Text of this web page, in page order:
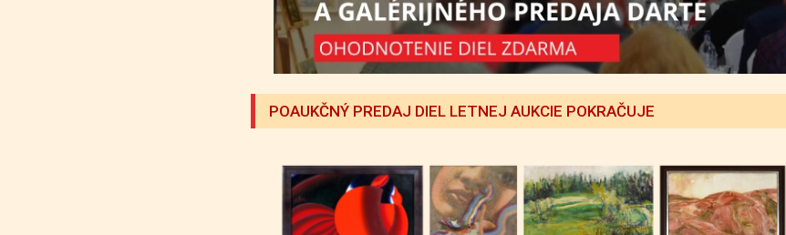
POAUKČNÝ PREDAJ DIEL LETNEJ AUKCIE POKRAČUJE